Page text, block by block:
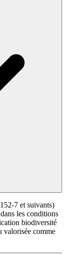
7 et suivants)
les conditions
biodiversité
valorisée comme